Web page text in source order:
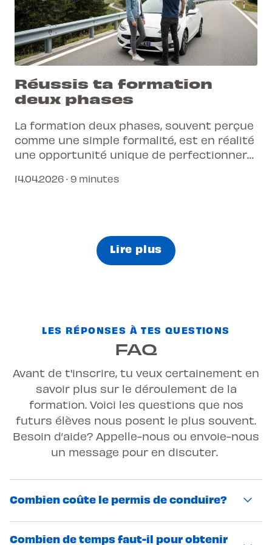
Réussis ta formation
deux phases
La formation deux phases, souvent perçue
comme une simple formalité, est en réalité
une opportunité unique de perfectionner
14.04.2026 · 9 minutes
Lire plus
LES RÉPONSES À TES QUESTIONS
FAQ
Avant de t'inscrire, tu veux certainement en
savoir plus sur le déroulement de la
formation. Voici les questions que nos
futurs élèves nous posent le plus souvent.
Besoin d’aide? Appelle-nous ou envoie-nous
un message pour en discuter.
Combien coûte le permis de conduire?
Le coût total dépend de plusieurs éléments :
Combien de temps faut-il pour obtenir